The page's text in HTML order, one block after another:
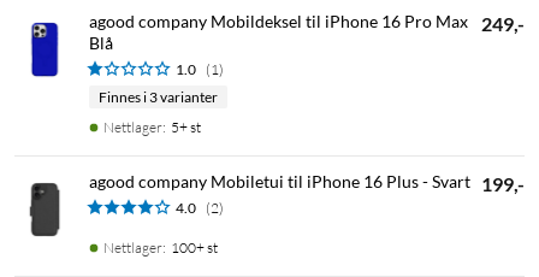
agood company Mobildeksel til iPhone 16 Pro Max
Blå
1.0 (1)
Finnes i 3 varianter
249,-
Nettlager: 5+ st
agood company Mobiletui til iPhone 16 Plus - Svart
4.0 (2)
199,-
Nettlager: 100+ st